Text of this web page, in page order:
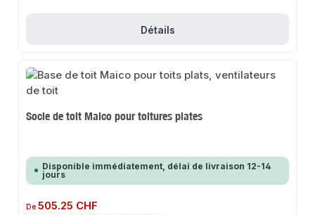
Détails
Socle de toit Maico pour toitures plates
Disponible immédiatement, délai de livraison 12-14
jours
Prix régulier :
De505.25 CHF